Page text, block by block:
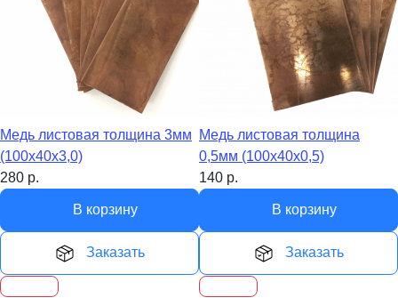
Медь листовая толщина 3мм
(100х40х3,0)
280 р.
В корзину
Заказать
Медь листовая толщина
0,5мм (100х40х0,5)
140 р.
В корзину
Заказать